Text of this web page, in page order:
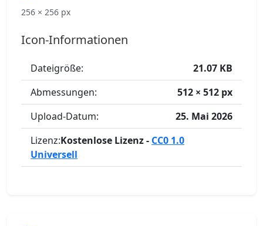
256 × 256 px
Icon-Informationen
Dateigröße:
21.07 KB
Abmessungen:
512 × 512 px
Upload-Datum:
25. Mai 2026
Lizenz:Kostenlose Lizenz - CC0 1.0
Universell